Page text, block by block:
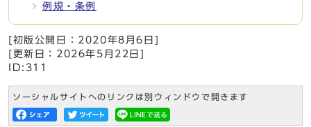
例規・条例
[初版公開日： 2020年8月6日
[更新日： 2026年5月22日
ID:311
ソーシャルサイトへのリンクは別ウィンドウで開きます